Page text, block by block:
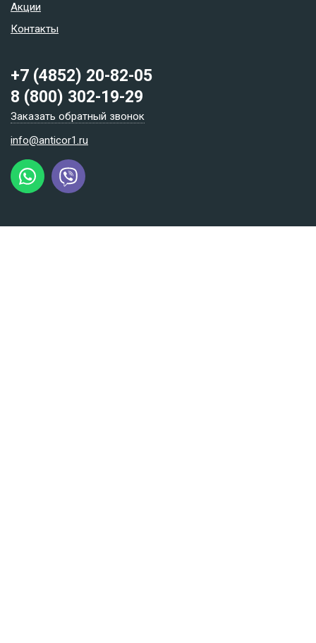
Акции
Контакты
+7 (4852) 20-82-05
8 (800) 302-19-29
Заказать обратный звонок
info@anticor1.ru